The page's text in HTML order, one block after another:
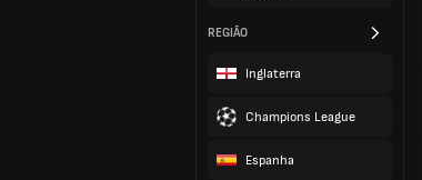
REGIÃO
Inglaterra
Champions League
Espanha